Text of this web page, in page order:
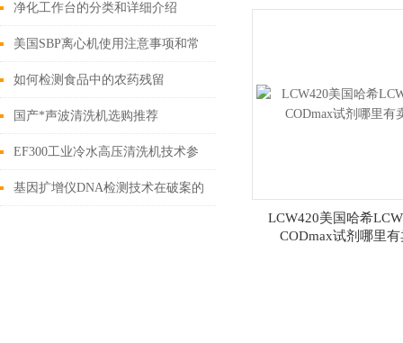
净化工作台的分类和详细介绍
美国SBP离心机使用注意事项和常
见紧急操作问题处理
如何检测食品中的农药残留
国产*声波清洗机选购推荐
EF300工业冷水高压清洗机技术参
数
基因扩增仪DNA检测技术在破案的
LCW420美国哈希
CODmax试剂哪里有